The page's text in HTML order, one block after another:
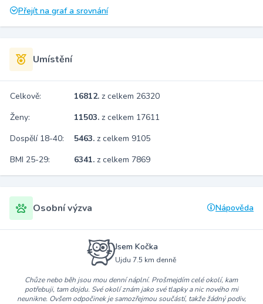
Přejít na graf a srovnání
Umístění
Celkově: 16812. z celkem 26320
Ženy:
11503. z celkem 17611
Dospělí 18-40:
5463. z celkem 9105
BMI 25-29:
6341. z celkem 7869
Osobní výzva Nápověda
Jsem Kočka
Ujdu 7.5 km denně
Chůze nebo běh jsou mou denní náplní. Prošmejdím celé okolí, kam
potřebuji, tam dojdu. Své okolí znám jako své tlapky a nic nového mi
neunikne. Ovšem odpočinek je samozřejmou součástí, takže žádný podiv,